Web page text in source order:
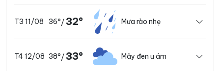
T3 11/08 36°/ 32° Mưa rào nhẹ
T4 12/08 38°/ 33° Mây đen u ám